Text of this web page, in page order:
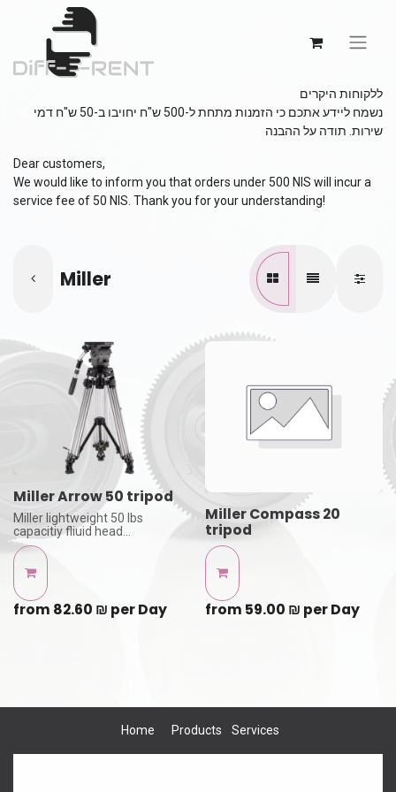
ללקוחות היקרים
נשמח ליידע אתכם כי הזמנות מתחת ל-500 ש"ח יחויבו ב-50 ש"ח דמי
שירות. תודה על ההבנה
Dear customers,
We would like to inform you that orders under 500 NIS will incur a
service fee of 50 NIS. Thank you for your understanding!
Miller
Miller Arrow 50 tripod
Miller lightweight 50 lbs
capacitiy fliuid head
with lightweight 100mm 2
stage aluminium legs
the best tripod you can find
from 82.60 ₪ perDay
Miller Compass 20
tripod
from 59.00 ₪ perDay
Home Products Services